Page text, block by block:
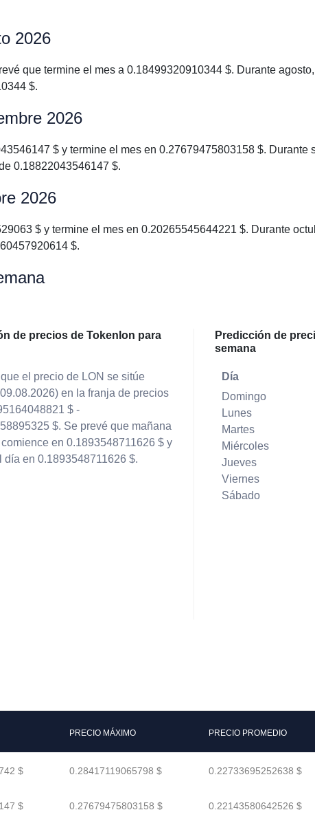
2026
que termine el mes a 0.18499320910344 $. Durante
$.
2026
$ y termine el mes en 0.27679475803158 $. Durante
0.18822043546147 $.
2026
$ y termine el mes en 0.20265545644221 $. Durante
$.
de precios de Tokenlon para
el precio de LON se sitúe
en la franja de precios
$ -
$. Se prevé que mañana
en 0.1893548711626 $ y
día en 0.1893548711626 $.
Predicción de
semana
Día
Domingo
Lunes
Martes
Miércoles
Jueves
Viernes
Sábado
PRECIO MÁXIMO PRECIO PROMEDIO
$ 0.28417119065798 $ 0.22733695252638 $
$ 0.27679475803158 $ 0.22143580642526 $